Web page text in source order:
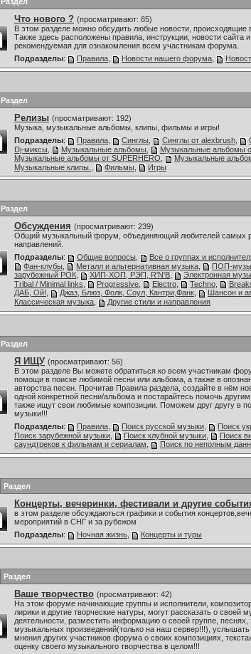
Что нового ? (просматривают: 85)
В этом разделе можно обсудить любые новости, происходящие
Также здесь расположены правила, инструкции, новости сайта
рекомендуемая для ознакомления всем участникам форума.
Подразделы: Правила Новости нашего форума
Раздел
Релизы (просматривают: 192)
Музыка, музыкальные альбомы, клипы, фильмы и игры!
Подразделы: Правила Синглы Синглы от alexbrush
Dj-миксы
Музыкальные альбомы Музыкальные альбомы
Музыкальные альбомы от SUPERHERO
Музыкальные
Музыкальные клипы.
Фильмы Игры
Раздел
Обсуждения (просматривают: 239)
Общий музыкальный форум, объединяющий любителей самых
направлений.
Подразделы: Общие вопросы Все о группах и
Фан-клубы
Металл и альтернативная музыка ПОП-
зарубежный РОК
ХИП-ХОП, РЭП, R'N'B Электронная
Tribal / Minimal links
Progressive Electro Techno
ДАБ, Ой!
Джаз, Блюз, Фолк, Соул, Кантри,Фанк Шансон и
Классическая музыка
Другие стили и направления
Раздел
Я ИЩУ (просматривают: 56)
В этом разделе Вы можете обратиться ко всем участникам
помощи в поиске любимой песни или альбома, а также в
авторства песен. Прочитав Правила раздела, создайте в нём
одной конкретной песни/альбома и постарайтесь помочь
также ищут свои любимые композиции. Поможем друг другу в
музыки!!!
Подразделы: Правила Поиск русской музыки Поиск
Поиск зарубежной музыки
Поиск клубной музыки Поиск
саундтреков к фильмам и сериалам
Поиск по неполным
Раздел
Концерты, вечеринки, фестивали и другие
в этом разделе обсуждаються графики и события
мероприятий в СНГ и за рубежом
Подразделы: Ночная жизнь Концерты и туры
Раздел
Ваше творчество (просматривают: 42)
На этом форуме начинающие группы и исполнители,
лирики и другие творческие натуры, могут рассказать о своей
деятельности, разместить информацию о своей группе, песнях,
музыкальных произведений(только на наш сервер!!!),
мнения других участников форума о своих композициях,
оценку своего музыкального творчества в целом!!!